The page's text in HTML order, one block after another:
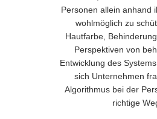
Personen allein anhand
wohlmöglich zu
Hautfarbe,
Perspektiven von
Entwicklung des
sich Unternehmen
Algorithmus bei der
richtige